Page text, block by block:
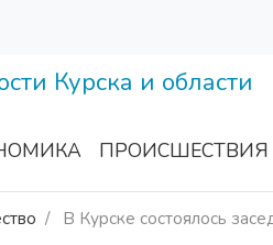
ПРОИСШЕСТВИЯ
В Курске состоялось